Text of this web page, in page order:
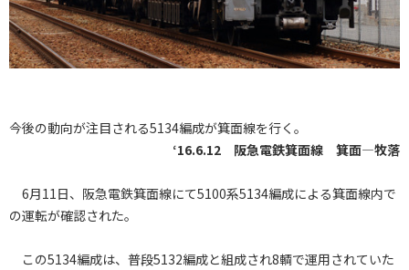
今後の動向が注目される5134編成が箕面線を行く。
‘16.6.12 阪急電鉄箕面線 箕面―牧落
6月11日、阪急電鉄箕面線にて5100系5134編成による箕面線内で
の運転が確認された。
この5134編成は、普段5132編成と組成され8輌で運用されていた